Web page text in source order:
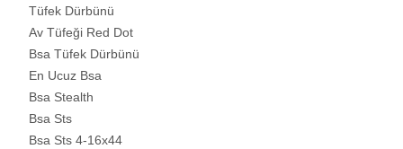
Tüfek Dürbünü
Av Tüfeği Red Dot
Bsa Tüfek Dürbünü
En Ucuz Bsa
Bsa Stealth
Bsa Sts
Bsa Sts 4-16x44